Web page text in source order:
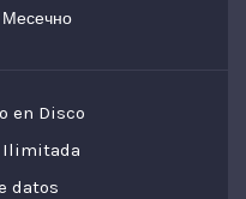
Месечно
en Disco
Ilimitada
datos